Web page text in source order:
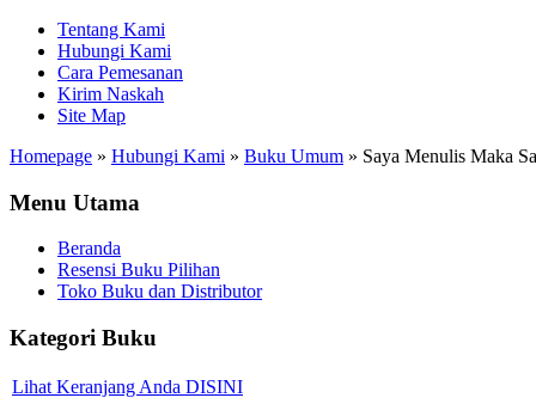
Tentang Kami
Hubungi Kami
Cara Pemesanan
Kirim Naskah
Site Map
Homepage » Hubungi Kami » Buku Umum » Saya Menulis Maka
Menu Utama
Beranda
Resensi Buku Pilihan
Toko Buku dan Distributor
Kategori Buku
Lihat Keranjang Anda DISINI